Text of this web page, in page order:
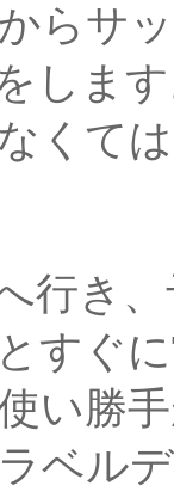
らサ
しま
くて
行き
すぐ
い勝
ベル